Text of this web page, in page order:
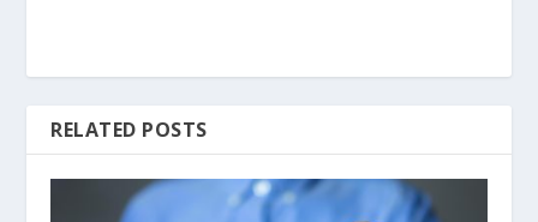
RELATED POSTS